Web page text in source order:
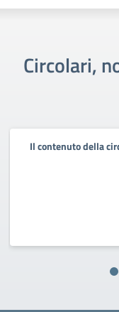
Circolari,
Il contenuto della